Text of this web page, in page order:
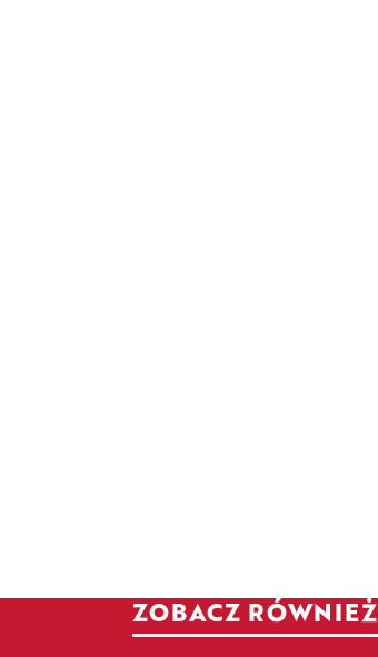
ZOBACZ RÓWNIEŻ